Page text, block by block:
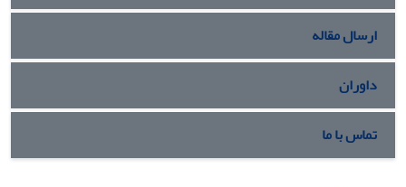
ارسال مقاله
داوران
تماس با ما